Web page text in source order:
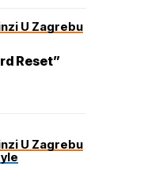
U Zagrebu
Reset”
U Zagrebu